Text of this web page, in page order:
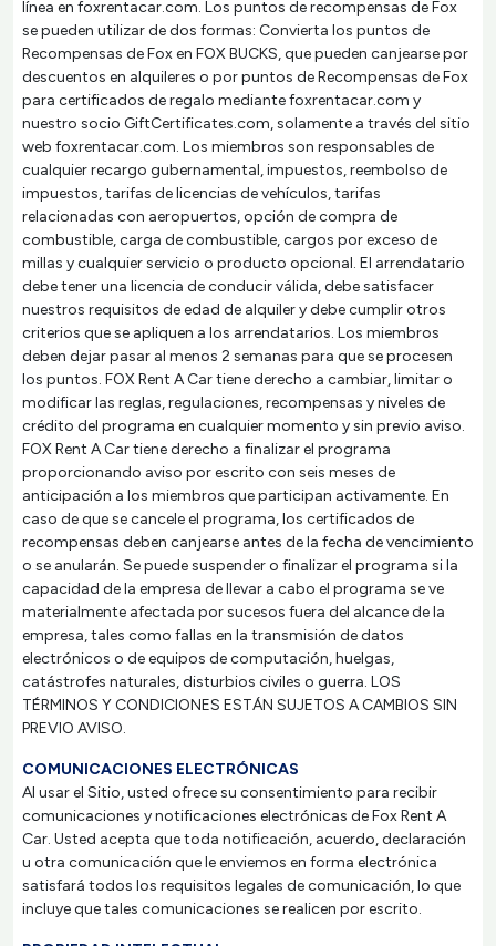
línea en foxrentacar.com. Los puntos de recompensas de Fox
se pueden utilizar de dos formas: Convierta los puntos de
Recompensas de Fox en FOX BUCKS, que pueden canjearse por
descuentos en alquileres o por puntos de Recompensas de Fox
para certificados de regalo mediante foxrentacar.com y
nuestro socio GiftCertificates.com, solamente a través del sitio
web foxrentacar.com. Los miembros son responsables de
cualquier recargo gubernamental, impuestos, reembolso de
impuestos, tarifas de licencias de vehículos, tarifas
relacionadas con aeropuertos, opción de compra de
combustible, carga de combustible, cargos por exceso de
millas y cualquier servicio o producto opcional. El arrendatario
debe tener una licencia de conducir válida, debe satisfacer
nuestros requisitos de edad de alquiler y debe cumplir otros
criterios que se apliquen a los arrendatarios. Los miembros
deben dejar pasar al menos 2 semanas para que se procesen
los puntos. FOX Rent A Car tiene derecho a cambiar, limitar o
modificar las reglas, regulaciones, recompensas y niveles de
crédito del programa en cualquier momento y sin previo aviso.
FOX Rent A Car tiene derecho a finalizar el programa
proporcionando aviso por escrito con seis meses de
anticipación a los miembros que participan activamente. En
caso de que se cancele el programa, los certificados de
recompensas deben canjearse antes de la fecha de vencimiento
o se anularán. Se puede suspender o finalizar el programa si la
capacidad de la empresa de llevar a cabo el programa se ve
materialmente afectada por sucesos fuera del alcance de la
empresa, tales como fallas en la transmisión de datos
electrónicos o de equipos de computación, huelgas,
catástrofes naturales, disturbios civiles o guerra. LOS
TÉRMINOS Y CONDICIONES ESTÁN SUJETOS A CAMBIOS SIN
PREVIO AVISO.
COMUNICACIONES ELECTRÓNICAS
Al usar el Sitio, usted ofrece su consentimiento para recibir
comunicaciones y notificaciones electrónicas de Fox Rent A
Car. Usted acepta que toda notificación, acuerdo, declaración
u otra comunicación que le enviemos en forma electrónica
satisfará todos los requisitos legales de comunicación, lo que
incluye que tales comunicaciones se realicen por escrito.